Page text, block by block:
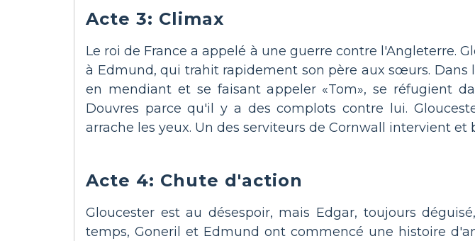
Acte 3: Climax
Le roi de France a appelé à une guerre contre l'Angleterre.
à Edmund, qui trahit rapidement son père aux sœurs. Dans
en mendiant et se faisant appeler «Tom», se réfugient
Douvres parce qu'il y a des complots contre lui.
arrache les yeux. Un des serviteurs de Cornwall intervient
Acte 4: Chute d'action
Gloucester est au désespoir, mais Edgar, toujours
temps, Goneril et Edmund ont commencé une histoire